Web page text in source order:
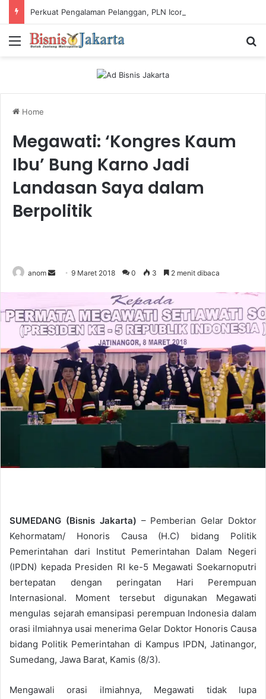
Menu
Home
Megawati: ‘Kongres Kaum
Ibu’ Bung Karno Jadi
Landasan Saya dalam
Berpolitik
anom
d
a
e
m
a
i
l
9 Maret 2018 0 3 2 menit dibaca
SUMEDANG (Bisnis Jakarta) – Pemberian Gelar Doktor
Kehormatam/ Honoris Causa (H.C) bidang Politik
Pemerintahan dari Institut Pemerintahan Dalam Negeri
(IPDN) kepada Presiden RI ke-5 Megawati Soekarnoputri
bertepatan dengan peringatan Hari Perempuan
Internasional. Moment tersebut digunakan Megawati
mengulas sejarah emansipasi perempuan Indonesia dalam
orasi ilmiahnya usai menerima Gelar Doktor Honoris Causa
bidang Politik Pemerintahan di Kampus IPDN, Jatinangor,
Sumedang, Jawa Barat, Kamis (8/3).
Mengawali orasi ilmiahnya, Megawati tidak lupa